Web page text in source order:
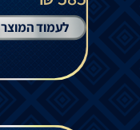
לעמוד המוצר